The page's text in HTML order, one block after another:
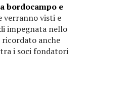
bordocampo e
verranno visti e
impegnata nello
anche
i soci fondatori